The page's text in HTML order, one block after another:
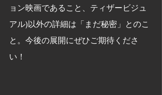
ョン映画であること、ティザービジュ
アル)以外の詳細は「まだ秘密」とのこ
と。今後の展開にぜひご期待くださ
い！